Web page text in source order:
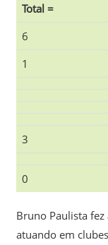
Total =
6
1
3
0
Bruno Paulista
atuando em